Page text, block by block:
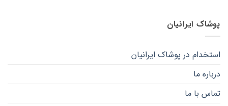
محصول
انتخاب
پوشاک ایرانیان
استخدام در پوشاک ایرانیان
درباره ما
تماس با ما